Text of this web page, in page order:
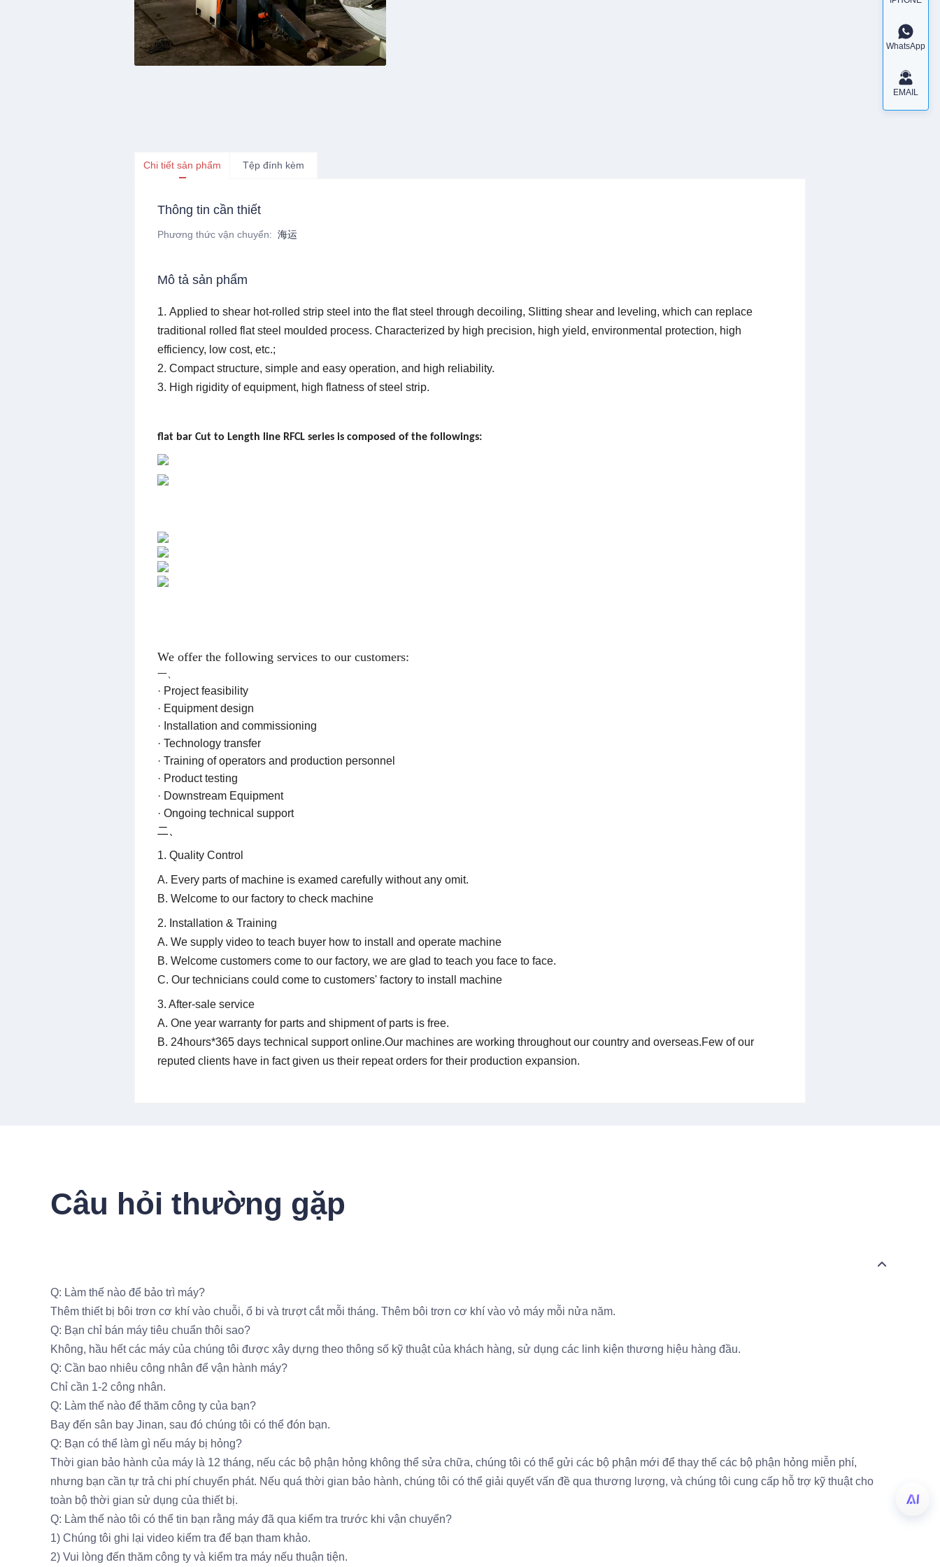
Chi tiết sản phẩm Tệp đính kèm
Thông tin cần thiết
Phương thức vận chuyển: 海运
Mô tả sản phẩm
1. Applied to shear hot-rolled strip steel into the flat steel through decoiling, Slitting shear and leveling, which can replace
traditional rolled flat steel moulded process. Characterized by high precision, high yield, environmental protection, high
efficiency, low cost, etc.;
2. Compact structure, simple and easy operation, and high reliability.
3. High rigidity of equipment, high flatness of steel strip.
flat bar Cut to Length line RFCL series is composed of the followings:
We offer the following services to our customers:
一、
· Project feasibility
· Equipment design
· Installation and commissioning
· Technology transfer
· Training of operators and production personnel
· Product testing
· Downstream Equipment
· Ongoing technical support
二、
1. Quality Control
A. Every parts of machine is examed carefully without any omit.
B. Welcome to our factory to check machine
2. Installation & Training
A. We supply video to teach buyer how to install and operate machine
B. Welcome customers come to our factory, we are glad to teach you face to face.
C. Our technicians could come to customers' factory to install machine
3. After-sale service
A. One year warranty for parts and shipment of parts is free.
B. 24hours*365 days technical support online.Our machines are working throughout our country and overseas.Few of our
reputed clients have in fact given us their repeat orders for their production expansion.
Câu hỏi thường gặp
Q: Làm thế nào để bảo trì máy?
Thêm thiết bị bôi trơn cơ khí vào chuỗi, ổ bi và trượt cắt mỗi tháng. Thêm bôi trơn cơ khí vào vỏ máy mỗi nửa năm.
Q: Bạn chỉ bán máy tiêu chuẩn thôi sao?
Không, hầu hết các máy của chúng tôi được xây dựng theo thông số kỹ thuật của khách hàng, sử dụng các linh kiện thương hiệu hàng đầu.
Q: Cần bao nhiêu công nhân để vận hành máy?
Chỉ cần 1-2 công nhân.
Q: Làm thế nào để thăm công ty của bạn?
Bay đến sân bay Jinan, sau đó chúng tôi có thể đón bạn.
Q: Bạn có thể làm gì nếu máy bị hỏng?
Thời gian bảo hành của máy là 12 tháng, nếu các bộ phận hỏng không thể sửa chữa, chúng tôi có thể gửi các bộ phận mới để thay thế các bộ phận hỏng miễn phí,
nhưng bạn cần tự trả chi phí chuyển phát. Nếu quá thời gian bảo hành, chúng tôi có thể giải quyết vấn đề qua thương lượng, và chúng tôi cung cấp hỗ trợ kỹ thuật cho
toàn bộ thời gian sử dụng của thiết bị.
Q: Làm thế nào tôi có thể tin bạn rằng máy đã qua kiểm tra trước khi vận chuyển?
1) Chúng tôi ghi lại video kiểm tra để bạn tham khảo.
2) Vui lòng đến thăm công ty và kiểm tra máy nếu thuận tiện.
WhatsApp
EMAIL